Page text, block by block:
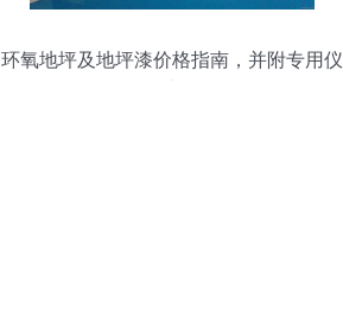
环氧地坪及地坪漆价格指南，并附专用仪